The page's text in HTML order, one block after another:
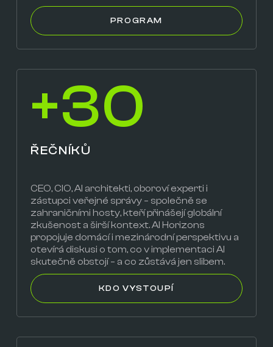
PROGRAM
+30
ŘEČNÍKŮ
CEO, CIO, AI architekti, oboroví experti i
zástupci veřejné správy – společně se
zahraničními hosty, kteří přinášejí globální
zkušenost a širší kontext. AI Horizons
propojuje domácí i mezinárodní perspektivu a
otevírá diskusi o tom, co v implementaci AI
skutečně obstojí – a co zůstává jen slibem.
KDO VYSTOUPÍ